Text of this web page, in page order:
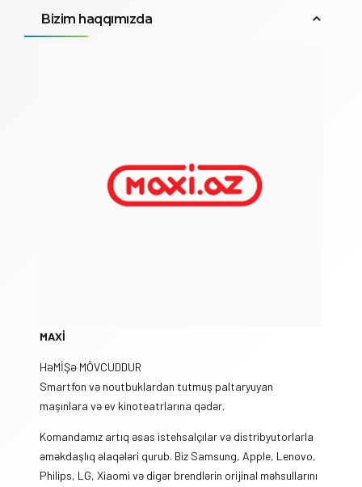
Bizim haqqımızda
MAXİ
HƏMİŞƏ MÖVCUDDUR
Smartfon və noutbuklardan tutmuş paltaryuyan
maşınlara və ev kinoteatrlarına qədər.
Komandamız artıq əsas istehsalçılar və distribyutorlarla
əməkdaşlıq əlaqələri qurub. Biz Samsung, Apple, Lenovo,
Philips, LG, Xiaomi və digər brendlərin orijinal məhsullarını